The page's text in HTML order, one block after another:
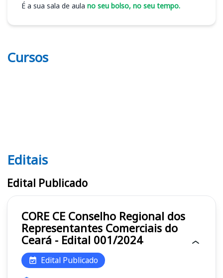
É a sua sala de aula no seu bolso, no seu tempo.
Cursos
Editais CORE CE
Editais
Edital Publicado
CORE CE Conselho Regional dos
Representantes Comerciais do
Ceará - Edital 001/2024
Edital Publicado